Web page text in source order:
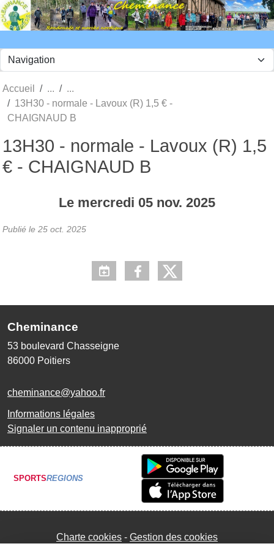
Accueil
13H30 - normale - Lavoux (R) 1,5 € -
CHAIGNAUD B
13H30 - normale - Lavoux (R) 1,5
€ - CHAIGNAUD B
Le mercredi 05 nov. 2025
Publié le 25 oct. 2025
Cheminance
53 boulevard Chasseigne
86000 Poitiers
cheminance@yahoo.fr
Informations légales
Signaler un contenu inapproprié
SPORTSREGIONS
Charte cookies Gestion des cookies
Panneau de gestion des cookies